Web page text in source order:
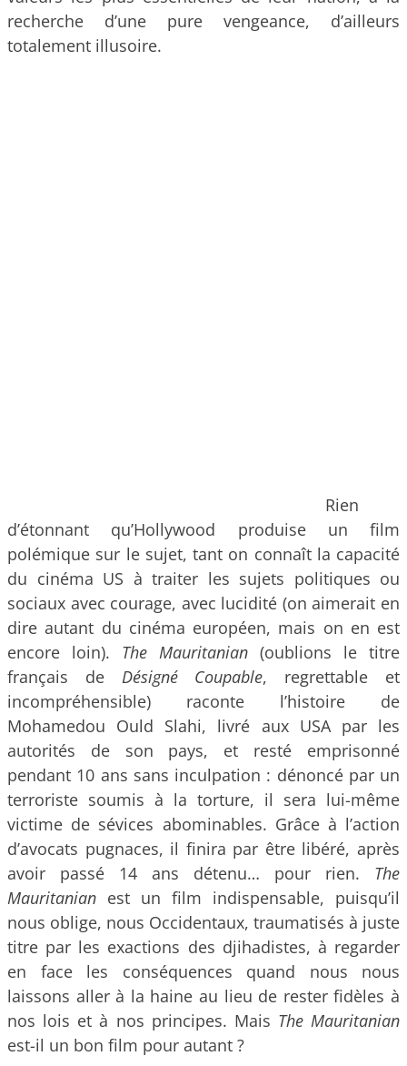
recherche d’une pure vengeance, d’ailleurs
totalement illusoire.
Rien
d’étonnant qu’Hollywood produise un film
polémique sur le sujet, tant on connaît la capacité
du cinéma US à traiter les sujets politiques ou
sociaux avec courage, avec lucidité (on aimerait en
dire autant du cinéma européen, mais on en est
encore loin). The Mauritanian (oublions le titre
français de Désigné Coupable, regrettable et
incompréhensible) raconte l’histoire de
Mohamedou Ould Slahi, livré aux USA par les
autorités de son pays, et resté emprisonné
pendant 10 ans sans inculpation : dénoncé par un
terroriste soumis à la torture, il sera lui-même
victime de sévices abominables. Grâce à l’action
d’avocats pugnaces, il finira par être libéré, après
avoir passé 14 ans détenu… pour rien. The
Mauritanian est un film indispensable, puisqu’il
nous oblige, nous Occidentaux, traumatisés à juste
titre par les exactions des djihadistes, à regarder
en face les conséquences quand nous nous
laissons aller à la haine au lieu de rester fidèles à
nos lois et à nos principes. Mais The Mauritanian
est-il un bon film pour autant ?